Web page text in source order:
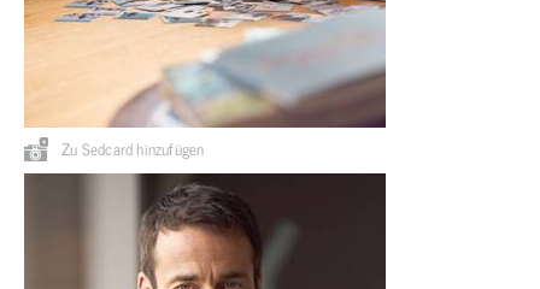
Zu Sedcard hinzufügen